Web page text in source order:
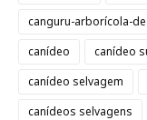
canguru-arborícola-
canídeo
canídeo
canídeo selvagem
canídeos selvagens